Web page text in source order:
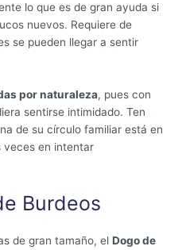
lo que es de gran ayuda si
nuevos. Requiere de
se pueden llegar a sentir
por naturaleza, pues con
sentirse intimidado. Ten
de su círculo familiar está en
veces en intentar
Burdeos
de gran tamaño, elDogo de